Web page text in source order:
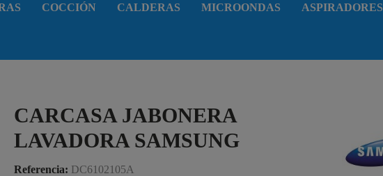
COCCIÓN CALDERAS MICROONDAS ASPIRADORES
CARCASA JABONERA
LAVADORA SAMSUNG
Referencia: DC6102105A